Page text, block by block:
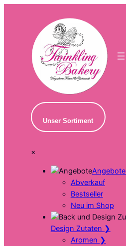
Unser Sortiment
×
Angebote
Abverkauf
Bestseller
Neu im Shop
Design Zutaten ❯
Aromen ❯